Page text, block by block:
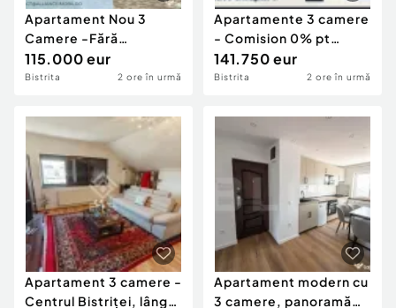
Apartament Nou 3
Camere -Fără
Comision
115.000 eur
Bistrita 2 ore în urmă
Apartamente 3 camere
- Comision 0% pt
cumparator
141.750 eur
Bistrita 2 ore în urmă
Apartament 3 camere -
Centrul Bistriței, lângă
Apartament modern cu
3 camere, panoramă